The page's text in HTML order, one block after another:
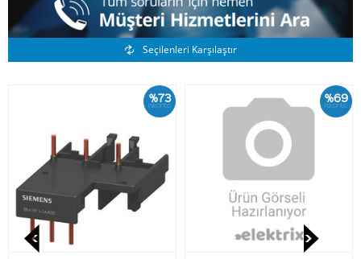
Benzer Ürünler
Seçilenleri Karşılaştır
%73
İskonto %69
İskonto